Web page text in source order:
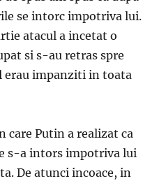
se intorc impotriva lui.
atacul a incetat o
si s-au retras spre
erau impanziti in toata
care Putin a realizat ca
s-a intors impotriva lui
De atunci incoace, in